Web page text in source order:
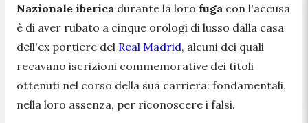
Nazionale iberica durante la loro fuga con l'accusa
è di aver rubato a cinque orologi di lusso dalla casa
dell'ex portiere del Real Madrid, alcuni dei quali
recavano iscrizioni commemorative dei titoli
ottenuti nel corso della sua carriera: fondamentali,
nella loro assenza, per riconoscere i falsi.